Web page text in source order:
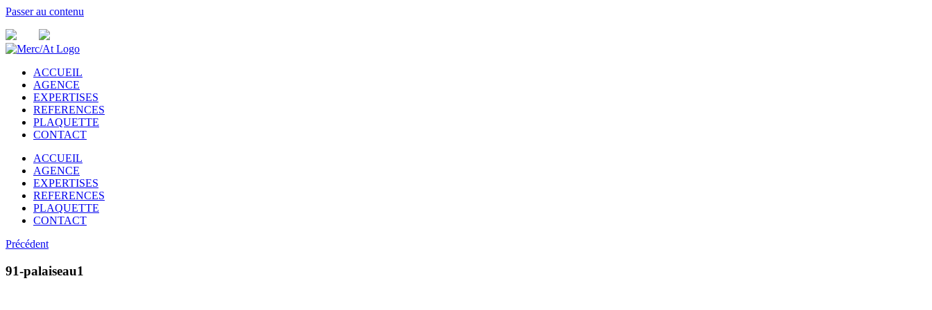
Passer au contenu
ACCUEIL
AGENCE
EXPERTISES
REFERENCES
PLAQUETTE
CONTACT
ACCUEIL
AGENCE
EXPERTISES
REFERENCES
PLAQUETTE
CONTACT
Précédent
91-palaiseau1